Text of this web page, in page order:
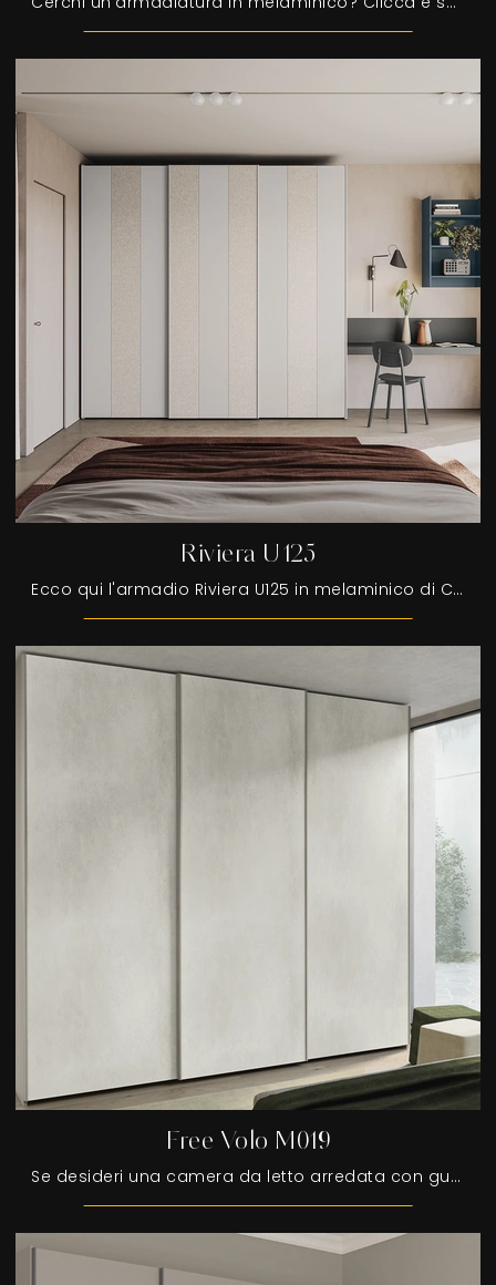
Riviera U125
Ecco qui l'armadio Riviera U125 in melaminico di Colombini Casa! Un ricco catalogo di armadi a muro con ante scorrevoli.
Free Volo M019
Se desideri una camera da letto arredata con gusto, scegli l'armadio Free Volo M019 con ante scorrevoli di Colombini Casa!